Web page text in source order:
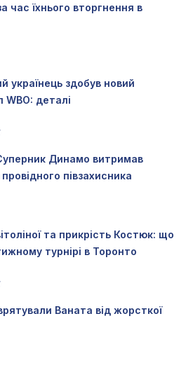
час їхнього вторгнення в
українець здобув новий
WBO: деталі
Динамо витримав
півзахисника
та прикрість Костюк: що
турнірі в Торонто
Ваната від жорсткої